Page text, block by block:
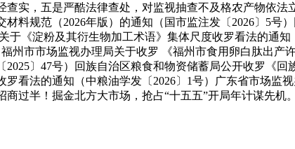
实，五是严酷法律查处，对监视抽查不及格农产物依
料规范（2026年版）的通知（国市监注发〔2026〕5
于《淀粉及其衍生物加工术语》集体尺度收罗看法的通
州市市场监视办理局关于收罗 《福州市食用卵白肽出
〕47号）回族自治区粮食和物资储蓄局公开收罗《
看法的通知（中粮油学发〔2026〕1号）广东省市场监
过半！掘金北方大市场，抢占“十五五”开局年计谋先机。